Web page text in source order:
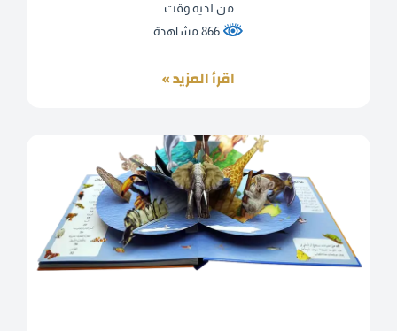
من لديه وقت
اقرأ المزيد »